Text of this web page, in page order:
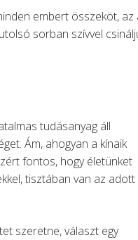
embert összeköt, az
sorban szívvel
tudásanyag áll
Ám, ahogyan a kínaik
fontos, hogy életünket
tisztában van az adott
szeretne, választ egy